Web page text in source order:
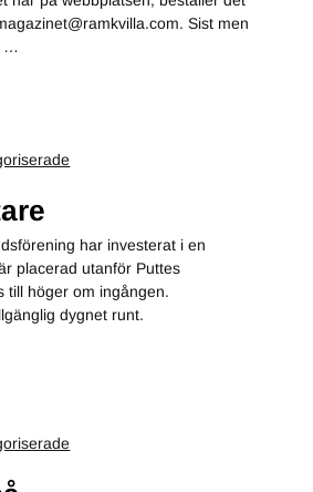
Sist men
…
a
i
har investerat i en
placerad utanför Puttes
till höger om ingången.
dygnet runt.
a
i